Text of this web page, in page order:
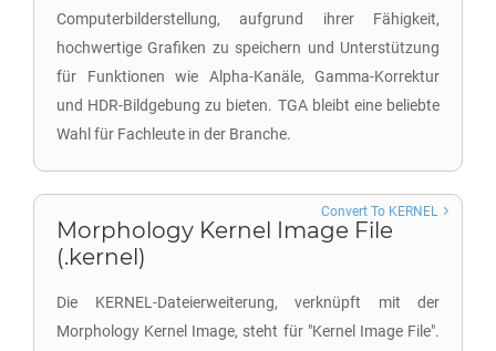
Computerbilderstellung, aufgrund ihrer Fähigkeit,
hochwertige Grafiken zu speichern und Unterstützung
für Funktionen wie Alpha-Kanäle, Gamma-Korrektur
und HDR-Bildgebung zu bieten. TGA bleibt eine beliebte
Wahl für Fachleute in der Branche.
Morphology Kernel Image File
(.kernel)
Die KERNEL-Dateierweiterung, verknüpft mit der
Morphology Kernel Image, steht für "Kernel Image File".
Convert To KERNEL